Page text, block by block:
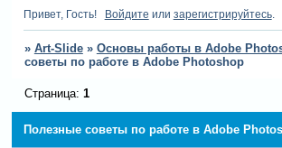
Привет, Гость! Войдите или зарегистрируйтесь.
» Art-Slide » Основы работы в Adobe
советы по работе в Adobe Photoshop
Полезные советы по работе в Adobe
Страница: 1